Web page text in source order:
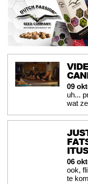
09
uh...
wat
ITUS
06
ook,
te